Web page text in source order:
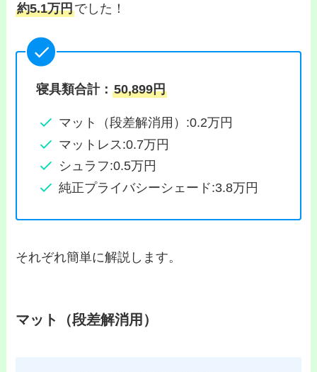
約5.1万円でした！
寝具類合計：50,899円
マット（段差解消用）:0.2万円
マットレス:0.7万円
シュラフ:0.5万円
純正プライバシーシェード:3.8万円
それぞれ簡単に解説します。
マット（段差解消用）